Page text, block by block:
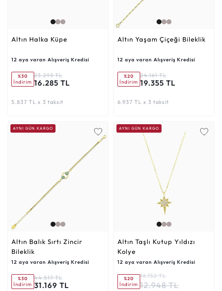
Altın Halka Küpe
12 aya varan Alışveriş Kredisi
%30
İndirim
23.293 TL
16.285 TL
5.837 TL x 3 taksit
Altın Yaşam Çiçeği Bileklik
12 aya varan Alışveriş Kredisi
%20
İndirim
24.161 TL
19.355 TL
6.937 TL x 3 taksit
AYNI GÜN KARGO
Altın Balık Sırtı Zincir
Bileklik
12 aya varan Alışveriş Kredisi
%30
İndirim
44.517 TL
31.169 TL
AYNI GÜN KARGO
Altın Taşlı Kutup Yıldızı
Kolye
12 aya varan Alışveriş Kredisi
%20
İndirim
16.152 TL
12.948 TL